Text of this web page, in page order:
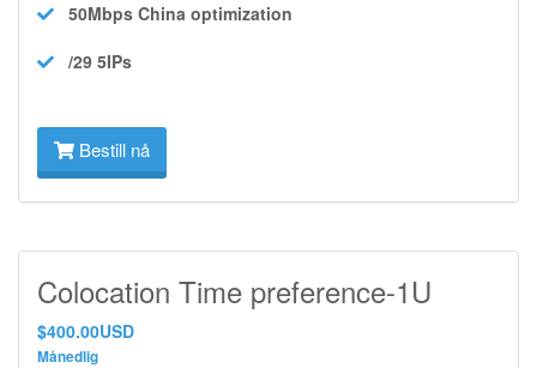
50Mbps China optimization
/29 5IPs
Bestill nå
Colocation Time preference-1U
$400.00USD
Månedlig